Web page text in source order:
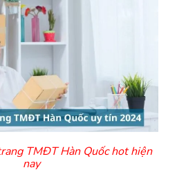
TMĐT Hàn Quốc hot hiện
nay